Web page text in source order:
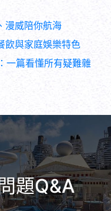
威陪你航海
與家庭娛樂特色
篇看懂所有疑難雜
題Q&A